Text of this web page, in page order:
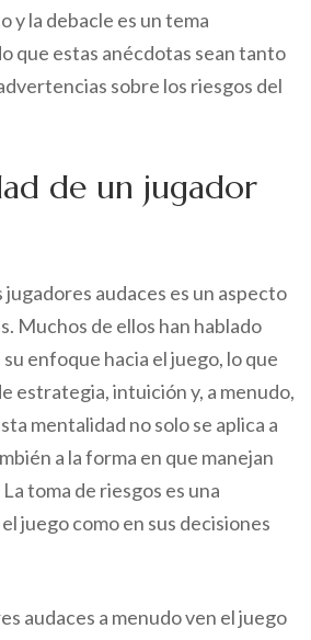
y la debacle es un tema
que estas anécdotas sean tanto
sobre los riesgos del
de un jugador
jugadores audaces es un aspecto
Muchos de ellos han hablado
enfoque hacia el juego, lo que
estrategia, intuición y, a menudo,
mentalidad no solo se aplica a
a la forma en que manejan
toma de riesgos es una
juego como en sus decisiones
audaces a menudo ven el juego